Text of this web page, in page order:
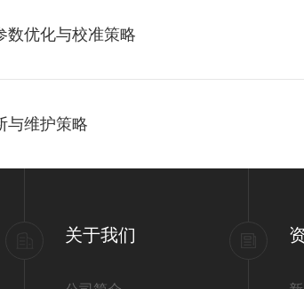
数优化与校准策略
与维护策略
关于我们